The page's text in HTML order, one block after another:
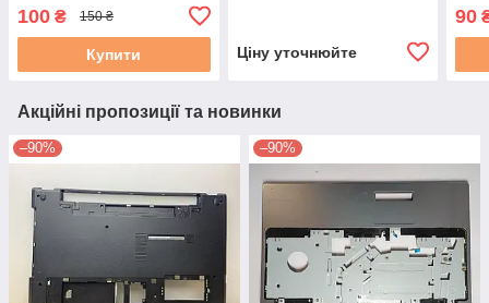
100 ₴ 150 ₴
Купити Ціну уточнюйте
90
Акційні пропозиції та новинки
–90% –90%